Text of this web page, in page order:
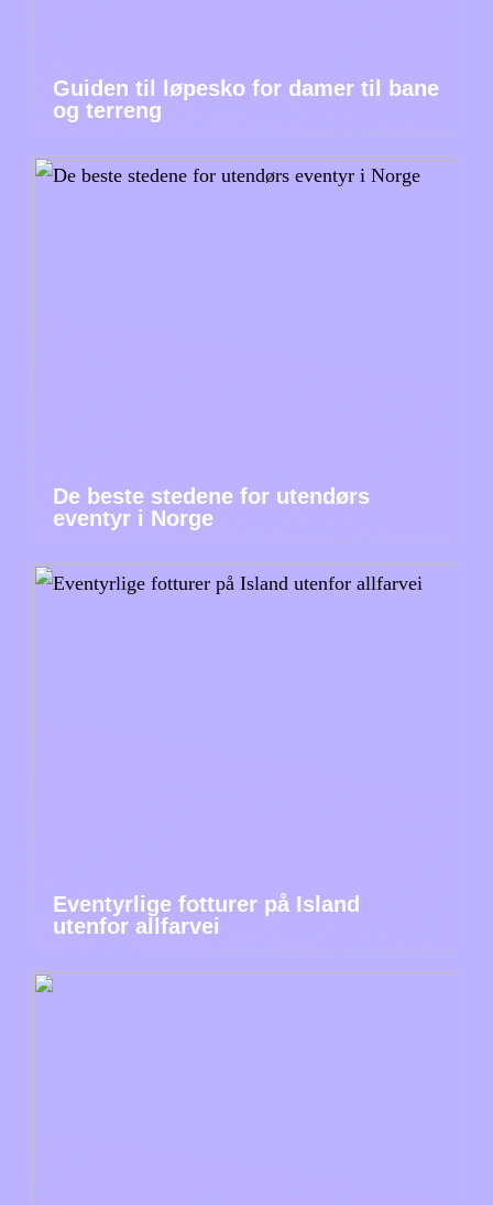
Guiden til løpesko for damer til bane
og terreng
De beste stedene for utendørs
eventyr i Norge
Eventyrlige fotturer på Island
utenfor allfarvei